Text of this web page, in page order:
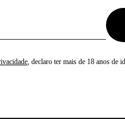
, declaro ter mais de 18 anos de